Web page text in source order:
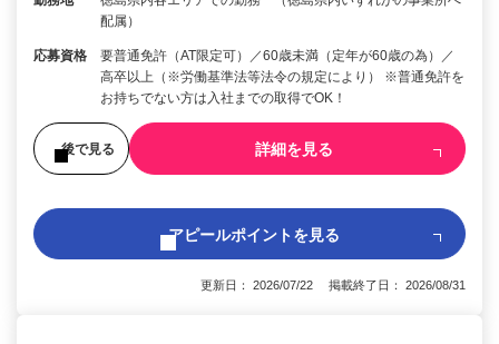
配属）
応募資格
要普通免許（AT限定可）／60歳未満（定年が60歳の為）／
高卒以上（※労働基準法等法令の規定により） ※普通免許を
お持ちでない方は入社までの取得でOK！
後で見る 詳細を見る
アピールポイントを見る
更新日： 2026/07/22 掲載終了日： 2026/08/31